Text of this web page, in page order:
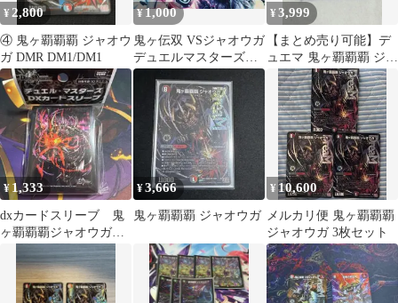
¥ 2,800
④ 鬼ヶ覇覇覇 ジャオウ
ガ DMR DM1/DM1
¥1,000
鬼ヶ伝双 VSジャオウガ
デュエルマスターズ
バーサスジャオウガ
¥3,999
【まとめ売り可能】デ
ュエマ 鬼ヶ覇覇覇 ジャ
オウガ
¥ 1,333
dxカードスリーブ 鬼
ヶ覇覇覇ジャオウガ
¥3,666
鬼ヶ覇覇覇 ジャオウガ
¥10,600
メルカリ便 鬼ヶ覇覇覇
ジャオウガ 3枚セット